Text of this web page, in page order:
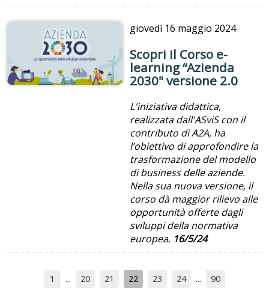
giovedì 16 maggio 2024
Scopri il Corso e-
learning “Azienda
2030" versione 2.0
L'iniziativa didattica,
realizzata dall'ASviS con il
contributo di A2A, ha
l’obiettivo di approfondire la
trasformazione del modello
di business delle aziende.
Nella sua nuova versione, il
corso dà maggior rilievo alle
opportunità offerte dagli
sviluppi della normativa
europea. 16/5/24
1 20 21 22 23 24 90